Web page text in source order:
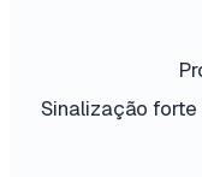
Sinalização